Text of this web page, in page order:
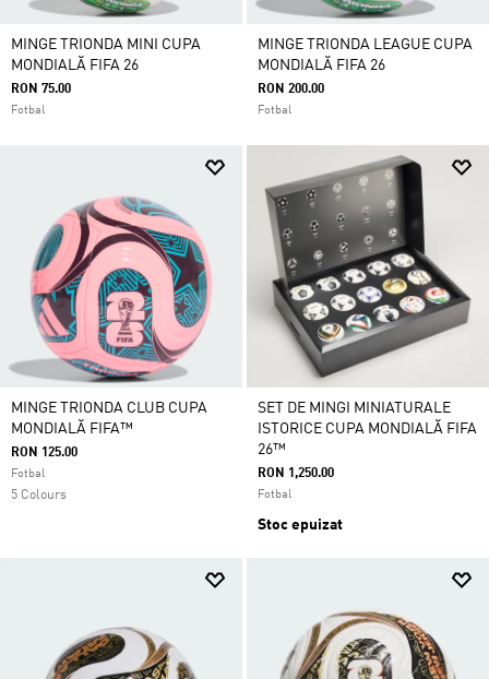
MINGE TRIONDA MINI CUPA
MONDIALĂ FIFA 26
RON 75.00
Fotbal
MINGE TRIONDA LEAGUE CUPA
MONDIALĂ FIFA 26
RON 200.00
Fotbal
MINGE TRIONDA CLUB CUPA
MONDIALĂ FIFA™
RON 125.00
Fotbal
5 Colours
SET DE MINGI MINIATURALE
ISTORICE CUPA MONDIALĂ FIFA
26™
RON 1,250.00
Fotbal
Stoc epuizat